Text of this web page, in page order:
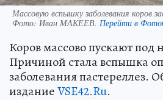
Массовую вспышку заболевания коров
Фото: Иван МАКЕЕВ. Перейти в
Коров массово пускают
Причиной стала вспышка
заболевания пастереллез.
изданиеVSE42.Ru.